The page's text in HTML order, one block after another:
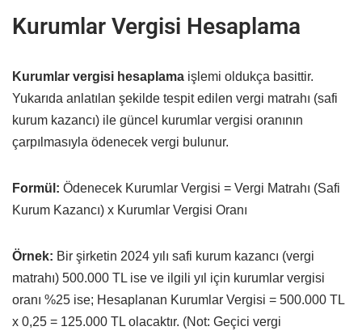
Kurumlar Vergisi Hesaplama
Kurumlar vergisi hesaplama işlemi oldukça basittir.
Yukarıda anlatılan şekilde tespit edilen vergi matrahı (safi
kurum kazancı) ile güncel kurumlar vergisi oranının
çarpılmasıyla ödenecek vergi bulunur.
Formül: Ödenecek Kurumlar Vergisi = Vergi Matrahı (Safi
Kurum Kazancı) x Kurumlar Vergisi Oranı
Örnek: Bir şirketin 2024 yılı safi kurum kazancı (vergi
matrahı) 500.000 TL ise ve ilgili yıl için kurumlar vergisi
oranı %25 ise; Hesaplanan Kurumlar Vergisi = 500.000 TL
x 0,25 = 125.000 TL olacaktır. (Not: Geçici vergi